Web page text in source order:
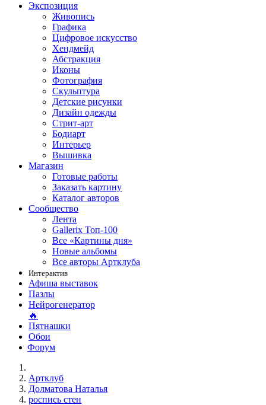
Экспозиция
Живопись
Графика
Цифровое искусство
Хендмейд
Абстракция
Иконы
Фотография
Скульптура
Детские рисунки
Дизайн одежды
Стрит-арт
Бодиарт
Интерьер
Вышивка
Магазин
Готовые работы
Заказать картину
Каталог авторов
Сообщество
Лента
Gallerix Топ-100
Все «Картины дня»
Новые альбомы
Все авторы Артклуба
Интерактив
Афиша выставок
Пазлы
Нейрогенератор
🔥
Пятнашки
Обои
Форум
Артклуб
Долматова Наталья
роспись стен